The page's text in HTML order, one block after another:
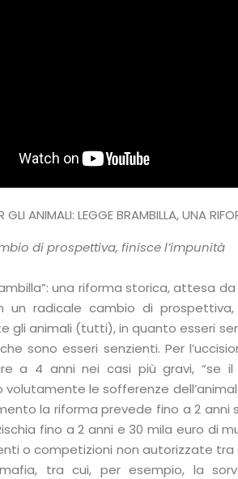
GLI ANIMALI: LEGGE BRAMBILLA, UNA
di prospettiva, finisce l’impunità
una riforma storica, attesa
un radicale cambio di
gli animali (tutti), in quanto esseri
sono esseri senzienti. Per
a 4 anni nei casi più gravi, “se
volutamente le sofferenze
la riforma prevede fino a 2
fino a 2 anni e 30 mila euro di
o competizioni non autorizzate tra
tra cui, per esempio, la